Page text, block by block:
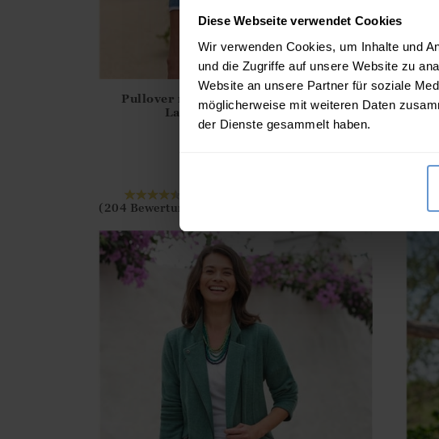
Diese Webseite verwendet Cookies
Wir verwenden Cookies, um Inhalte und
und die Zugriffe auf unsere Website zu
Website an unsere Partner für soziale
möglicherweise mit weiteren Daten
der Dienste gesammelt haben.
?? ""
Pullover mit Rundhalsausschnitt aus
Lammwolle für Damen
69.00€ 55.00€
(204 Bewertungen)